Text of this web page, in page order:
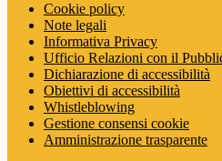
Cookie policy
Note legali
Informativa Privacy
Ufficio Relazioni con il
Dichiarazione di accessibilità
Obiettivi di accessibilità
Whistleblowing
Gestione consensi cookie
Amministrazione trasparente